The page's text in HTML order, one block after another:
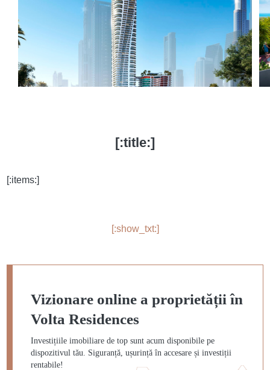
[:title:]
[:items:]
[:show_txt:]
Vizionare online a proprietății în
Volta Residences
Investițiile imobiliare de top sunt acum disponibile pe
dispozitivul tău. Siguranță, ușurință în accesare și investiții
rentabile!